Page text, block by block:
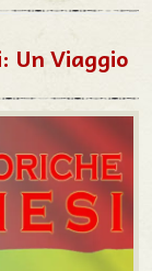
Un Viaggio